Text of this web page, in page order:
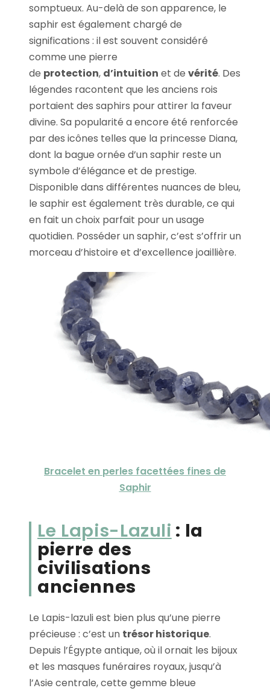
somptueux. Au-delà de son apparence, le
saphir est également chargé de
significations : il est souvent considéré
comme une pierre
de protection, d’intuition et de vérité. Des
légendes racontent que les anciens rois
portaient des saphirs pour attirer la faveur
divine. Sa popularité a encore été renforcée
par des icônes telles que la princesse Diana,
dont la bague ornée d’un saphir reste un
symbole d’élégance et de prestige.
Disponible dans différentes nuances de bleu,
le saphir est également très durable, ce qui
en fait un choix parfait pour un usage
quotidien. Posséder un saphir, c’est s’offrir un
morceau d’histoire et d’excellence joaillière.
Bracelet en perles facettées fines de
Saphir
Le Lapis-Lazuli : la
pierre des
civilisations
anciennes
Le Lapis-lazuli est bien plus qu’une pierre
précieuse : c’est un trésor historique.
Depuis l’Égypte antique, où il ornait les bijoux
et les masques funéraires royaux, jusqu’à
l’Asie centrale, cette gemme bleue